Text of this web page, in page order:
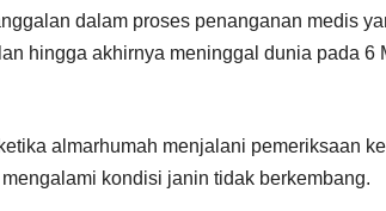
dalam proses penanganan medis
hingga akhirnya meninggal dunia pada 6
almarhumah menjalani pemeriksaan
kondisi janin tidak berkembang.